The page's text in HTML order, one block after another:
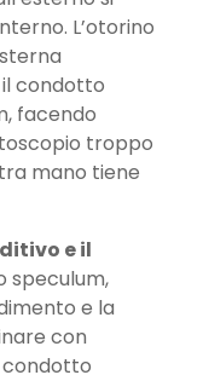
L’otorino
condotto
facendo
troppo
mano tiene
e il
speculum,
e la
con